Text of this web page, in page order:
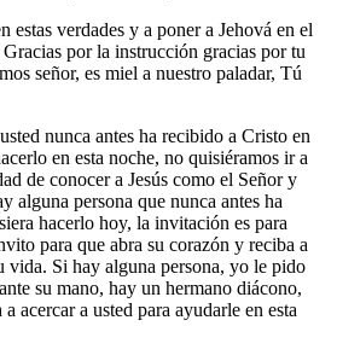
estas verdades y a poner a Jehová en el
por la instrucción gracias por tu
señor, es miel a nuestro paladar, Tú
nunca antes ha recibido a Cristo en
en esta noche, no quisiéramos ir a
de conocer a Jesús como el Señor y
alguna persona que nunca antes ha
hacerlo hoy, la invitación es para
para que abra su corazón y reciba a
vida. Si hay alguna persona, yo le pido
su mano, hay un hermano diácono,
acercar a usted para ayudarle en esta